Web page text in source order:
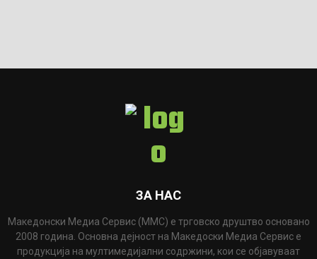
ЗА НАС
Македонски Медиа Сервис (ММС) е трговско друштво основано
2008 година. Основна дејност на Македоски Медиа Сервис е
продукција на мултимедијални содржини, кои се објавуваат